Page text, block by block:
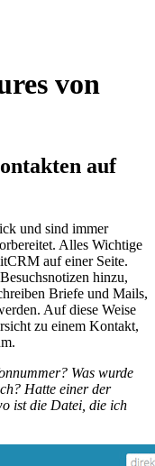
von
auf
und sind immer
Alles Wichtige
auf einer Seite.
hinzu,
Briefe und Mails,
Auf diese Weise
zu einem Kontakt,
Was wurde
Hatte einer der
ist die Datei, die ich